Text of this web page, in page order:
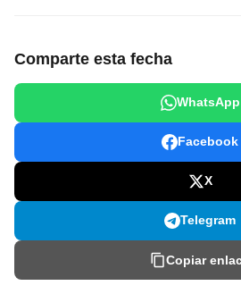
Comparte esta fecha
WhatsApp
Facebook
X
Telegram
Copiar